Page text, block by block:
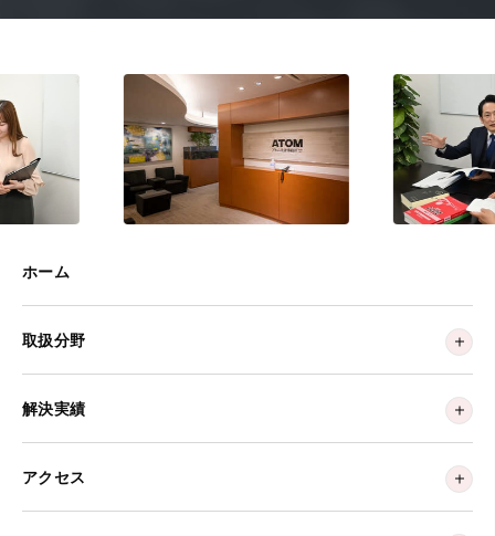
ホーム
取扱分野
解決実績
アクセス